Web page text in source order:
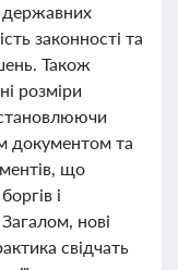
державних
законності та
Також
розміри
документом та
що
і
нові
свідчать